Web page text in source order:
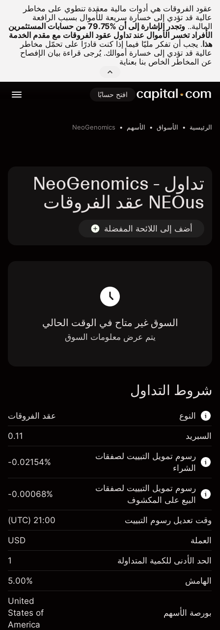
عقود الفروقات هي أدوات مالية معقدة تنطوي على مخاطر
عالية قد تؤدي إلى خسارة سريعة للأموال بسبب الرافعة
المالية..
وتجدر الإشارة إلى أن %79.75 من حسابات المستثمرين
الأفراد تخسر الأموال عند تداول عقود الفروقات مع مقدم الخدمة
هذا. يجب أن تفكر مليّا فيما إذا كنت قادرًا على تحمّل مخاطر
عالية قد تؤدي إلى خسارة أموالك. يُرجى قراءة بيان الإفصاح
عن المخاطر الخاص بنا بعناية
افتح حسابًا
الرئيسية الأسواق الأسهم NeoGenomics
تداول NeoGenomics -
NEOus عقد الفروقات
أضف إلى اللائحة المفضلة
السوق غير متاح في الوقت الحالي
يتم عرض معلومات السوق
شروط التداول
النوع
هذا السوق المالي متاح للتداول من خلال عقود
الفروقات.
اعرف المزيد عن:
عقود الفروقات
عقد الفروقات
السبريد 0.11
رسوم تمويل التبييت لصفقات
الشراء
$1,000.00
رسوم التبييت
الرسوم من قيمة الصفقة الكاملة
%
(-$4.31)
حجم الصفقة بالرافعة المالية ~$20,000.00
الأموال من الرافعة المالية ~ دولار
-0.02154%
رسوم تمويل التبييت لصفقات
البيع على المكشوف
الهامش. استثمارك $1,000.00
رسوم التبييت
الرسوم من قيمة الصفقة الكاملة
-0.000682
%
(-$0.14)
-0.00068%
وقت تعديل رسوم التبييت 21:00
(UTC)
العملة USD
الحد الأدنى للكمية المتداولة 1
الهامش 5.00%
بورصة الأسهم
United
States of
America